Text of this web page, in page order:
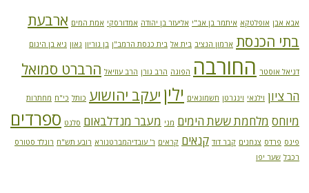
אבא אבן אופלטקא איתמר בן אב"י אליעזר בן יהודה אמדורסקי אמת המים ארבעת
בתי הכנסת ארמון הנציב בית אל בית כנסת הרמב"ן בן גוריון גאון גיא בן הינום
דניאל אוסטר החורבה הפוגה הרב גורן הרב עוזיאל הרברט סמואל
הר ציון וילנאי וינגרטן חשמונאים ילין יעקב יהושוע כותל כי"ח מחתרות
מיוחס מלחמת ששת הימים מני מעבר מנדלבאום סלנט ספרדים
פינס פרדס צנחנים קבר דוד קנאים קראים ר' עובדיהמברטנורא רובע תש"ח רונלד סטורס
רכבל שער יפו